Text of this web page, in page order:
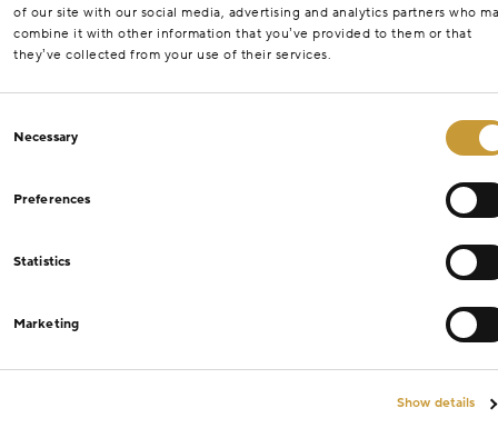
of our site with our social media, advertising and analytics partners who
combine it with other information that you’ve provided to them or that
they’ve collected from your use of their services.
Selection
Necessary
Preferences
Statistics
Marketing
Show details